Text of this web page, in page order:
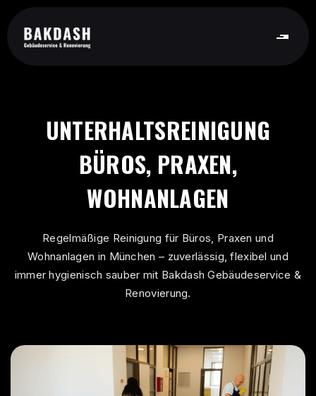
UNTERHALTSREINIGUNG
BÜROS, PRAXEN,
WOHNANLAGEN
Regelmäßige Reinigung für Büros, Praxen und
Wohnanlagen in München – zuverlässig, flexibel und
immer hygienisch sauber mit Bakdash Gebäudeservice &
Renovierung.